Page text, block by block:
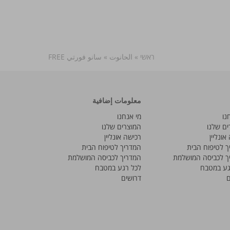
ראשי » الحانوت » سانو فورتي FREE
שלנו
לטיפוח הבית
לכביסה המושלמת
במטבח
معلومات إضافية
מי אנחנו
המוצרים שלנו
רכישה אונליין
המדריך לטיפוח הבית
המדריך לכביסה המושלמת
לכל רגע במטבח
דרושים